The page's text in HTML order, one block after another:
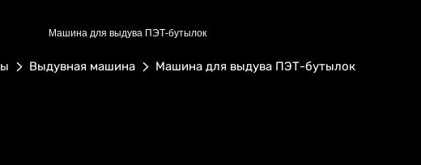
Машина для выдува ПЭТ-бутылок
Выдувная машина Машина для выдува ПЭТ-бутылок